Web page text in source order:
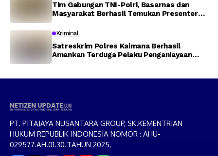
Tim Gabungan TNI-Polri, Basarnas dan
Masyarakat Berhasil Temukan Presenter
Memti
Kriminal
Satreskrim Polres Kaimana Berhasil
Amankan Terduga Pelaku Penganiayaan
PT. PITAJAYA NUSANTARA GROUP, SK.KEMENTRIAN
HUKUM REPUBLIK INDONESIA NOMOR : AHU-
029577.AH.01.30.TAHUN 2025,